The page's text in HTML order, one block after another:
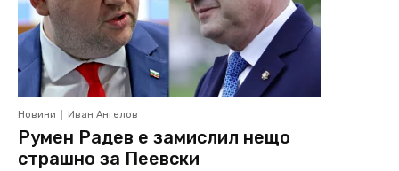
Новини Иван Ангелов
Румен Радев е замислил нещо
страшно за Пеевски